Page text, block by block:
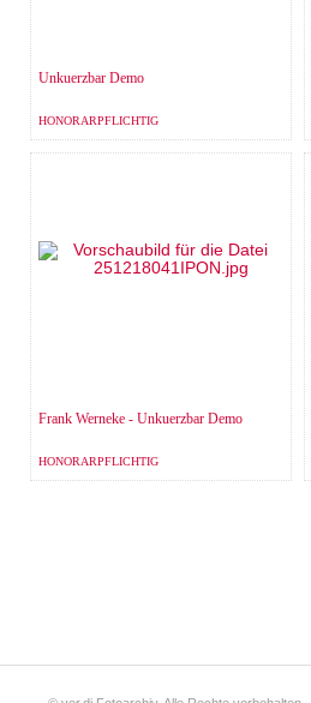
Unkuerzbar Demo
HONORARPFLICHTIG
Frank Werneke - Unkuerzbar Demo
HONORARPFLICHTIG